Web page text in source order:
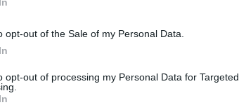
opt-out of the Sale of my Personal Data.
opt-out of processing my Personal Data for Targeted
μας στο YouTube